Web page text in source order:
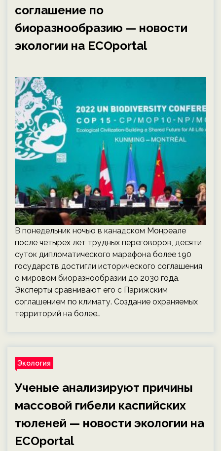
соглашение по
биоразнообразию — новости
экологии на ECOportal
В понедельник ночью в канадском Монреале
после четырех лет трудных переговоров, десяти
суток дипломатического марафона более 190
государств достигли исторического соглашения
о мировом биоразнообразии до 2030 года.
Эксперты сравнивают его с Парижским
соглашением по климату. Создание охраняемых
территорий на более…
Экология
Ученые анализируют причины
массовой гибели каспийских
тюленей — новости экологии на
ECOportal